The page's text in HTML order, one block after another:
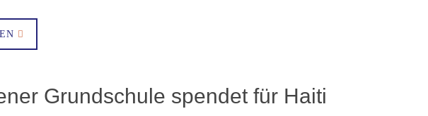
Grundschule spendet für Haiti